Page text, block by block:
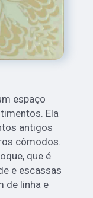
espaço
Ela
antigos
cômodos.
que é
e escassas
de linha e